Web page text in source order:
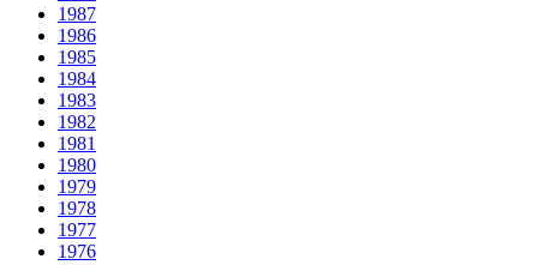
1987
1986
1985
1984
1983
1982
1981
1980
1979
1978
1977
1976